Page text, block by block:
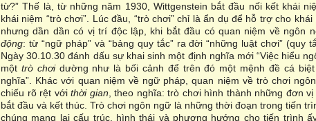
từ?” Thế là, từ những năm 1930, Wittgenstein bắt đầu nối kết khái
khái niệm “trò chơi”. Lúc đầu, “trò chơi” chỉ là ẩn dụ để hỗ trợ cho khái
nhưng dần dần có vị trí độc lập, khi bắt đầu có quan niệm về ngôn
động: từ “ngữ pháp” và “bảng quy tắc” ra đời “những luật chơi” (quy
Ngày 30.10.30 đánh dấu sự khai sinh một định nghĩa mới “Việc hiểu
một trò chơidường như là bối cảnh để trên đó một mệnh đề cá
nghĩa”. Khác với quan niệm về ngữ pháp, quan niệm về trò chơi
chiếu rõ rệt với thời gian , theo nghĩa: trò chơi hình thành những đơn
bắt đầu và kết thúc. Trò chơi ngôn ngữ là những thời đoạn trong tiến
chúng mang lại cấu trúc, hình thái và phương hướng cho tiến trình